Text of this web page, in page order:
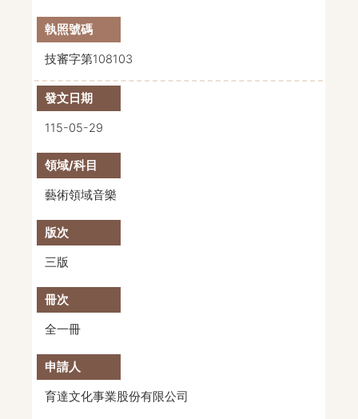
技審字第108103
115-05-29
藝術領域音樂
三版
全一冊
育達文化事業股份有限公司